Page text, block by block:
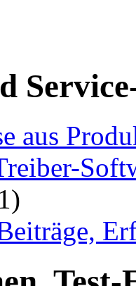
aus